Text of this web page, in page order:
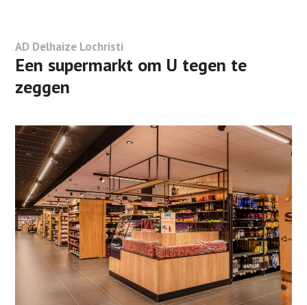
AD Delhaize Lochristi
Een supermarkt om U tegen te
zeggen